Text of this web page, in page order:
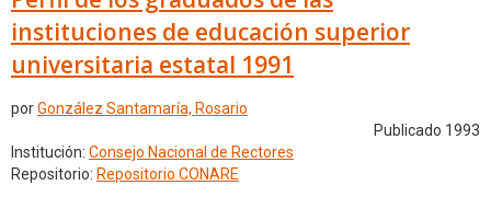
instituciones de educación superior
universitaria estatal 1991
porGonzález Santamaría, Rosario
Publicado 1993
Institución: Consejo Nacional de Rectores
Repositorio: Repositorio CONARE